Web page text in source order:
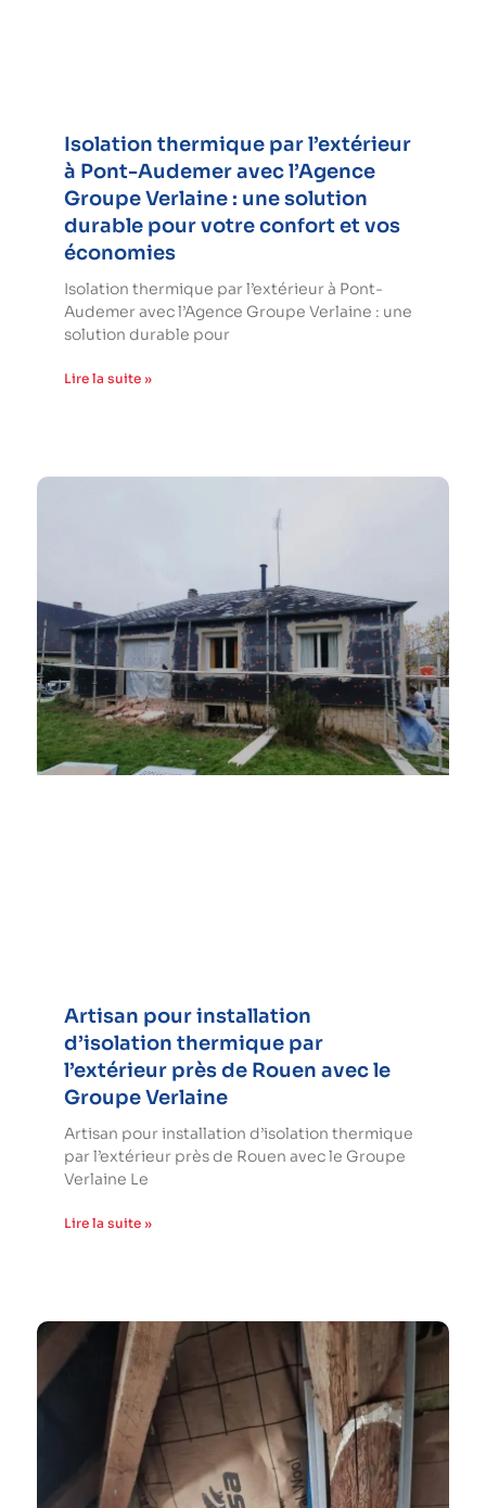
Isolation thermique par l’extérieur
à Pont-Audemer avec l’Agence
Groupe Verlaine : une solution
durable pour votre confort et vos
économies
Isolation thermique par l’extérieur à Pont-
Audemer avec l’Agence Groupe Verlaine : une
solution durable pour
Lire la suite »
Artisan pour installation
d’isolation thermique par
l’extérieur près de Rouen avec le
Groupe Verlaine
Artisan pour installation d’isolation thermique
par l’extérieur près de Rouen avec le Groupe
Verlaine Le
Lire la suite »